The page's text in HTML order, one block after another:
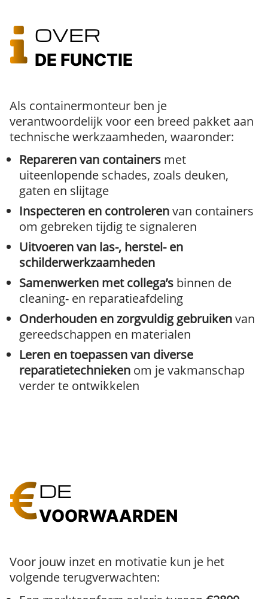
OVER
DE FUNCTIE
Als containermonteur ben je
verantwoordelijk voor een breed pakket aan
technische werkzaamheden, waaronder:
Repareren van containers met
uiteenlopende schades, zoals deuken,
gaten en slijtage
Inspecteren en controlerenvan containers
om gebreken tijdig te signaleren
Uitvoeren van las-, herstel- en
schilderwerkzaamheden
Samenwerken met collega’s binnen de
cleaning- en reparatieafdeling
Onderhouden en zorgvuldig gebruikenvan
gereedschappen en materialen
Leren en toepassen van diverse
reparatietechnieken om je vakmanschap
verder te ontwikkelen
DE
VOORWAARDEN
Voor jouw inzet en motivatie kun je het
volgende terugverwachten: